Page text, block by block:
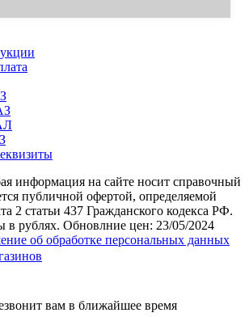
информация на сайте носит справочный
публичной офертой, определяемой
2 статьи 437 Гражданского кодекса РФ.
в рублях. Обновлние цен: 23/05/2024
об обработке персональных данных
вам в ближайшее время